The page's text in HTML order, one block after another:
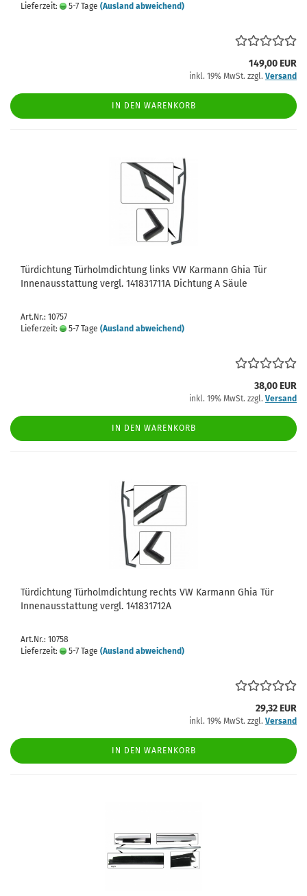
Lieferzeit:
5-7 Tage (Ausland abweichend)
149,00 EUR
inkl. 19% MwSt. zzgl. Versand
IN DEN WARENKORB
Türdichtung Türholmdichtung links VW Karmann Ghia Tür
Innenausstattung vergl. 141831711A Dichtung A Säule
Art.Nr.: 10757
Lieferzeit:
5-7 Tage (Ausland abweichend)
38,00 EUR
inkl. 19% MwSt. zzgl. Versand
IN DEN WARENKORB
Türdichtung Türholmdichtung rechts VW Karmann Ghia Tür
Innenausstattung vergl. 141831712A
Art.Nr.: 10758
Lieferzeit:
5-7 Tage (Ausland abweichend)
29,32 EUR
inkl. 19% MwSt. zzgl. Versand
IN DEN WARENKORB